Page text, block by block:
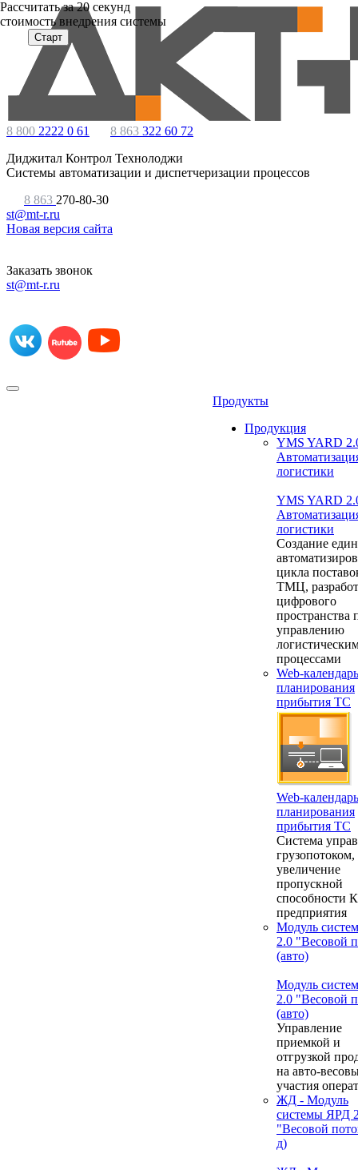
8 800 2222 0 61 8 863 322 60 72
Диджитал Контрол Технолоджи
Системы автоматизации и диспетчеризации процессов
8 863 270-80-30
st@mt-r.ru
Новая версия сайта
Заказать звонок
st@mt-r.ru
Продукты
Продукция
YMS YARD
логистики
YMS YARD
логистики
Создание
цикла
ТМЦ,
цифрового
пространства
управлению
процессами
Web-календарь
планирования
прибытия ТС
Web-календарь
планирования
прибытия ТС
Система
грузопотоком,
увеличение
пропускной
способности
предприятия
Модуль
2.0 "Весовой
(авто)
Модуль
2.0 "Весовой
(авто)
Управление
приемкой и
отгрузкой
на авто-
участия
ЖД - Модуль
системы ЯРД
"Весовой
д)
Расcчитать за 20 секунд
стоимость внедрения системы
Старт